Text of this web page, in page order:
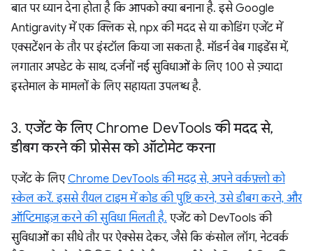
बात पर ध्यान देना होता है कि आपको क्या बनाना है. इसे Google
Antigravity में एक क्लिक से, npx की मदद से या कोडिंग एजेंट में
एक्सटेंशन के तौर पर इंस्टॉल किया जा सकता है. मॉडर्न वेब गाइडेंस में,
लगातार अपडेट के साथ, दर्जनों नई सुविधाओं के लिए 100 से ज़्यादा
इस्तेमाल के मामलों के लिए सहायता उपलब्ध है.
3. एजेंट के लिए Chrome DevTools की मदद से,
डीबग करने की प्रोसेस को ऑटोमेट करना
एजेंट के लिएChrome DevTools की मदद से, अपने वर्कफ़्लो को
स्केल करें. इससे रीयल टाइम में कोड की पुष्टि करने, उसे डीबग करने, और
ऑप्टिमाइज़ करने की सुविधा मिलती है. एजेंट को DevTools की
सुविधाओं का सीधे तौर पर ऐक्सेस देकर, जैसे कि कंसोल लॉग, नेटवर्क